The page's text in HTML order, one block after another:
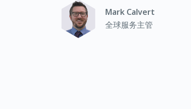
Mark Calvert
全球服务主管